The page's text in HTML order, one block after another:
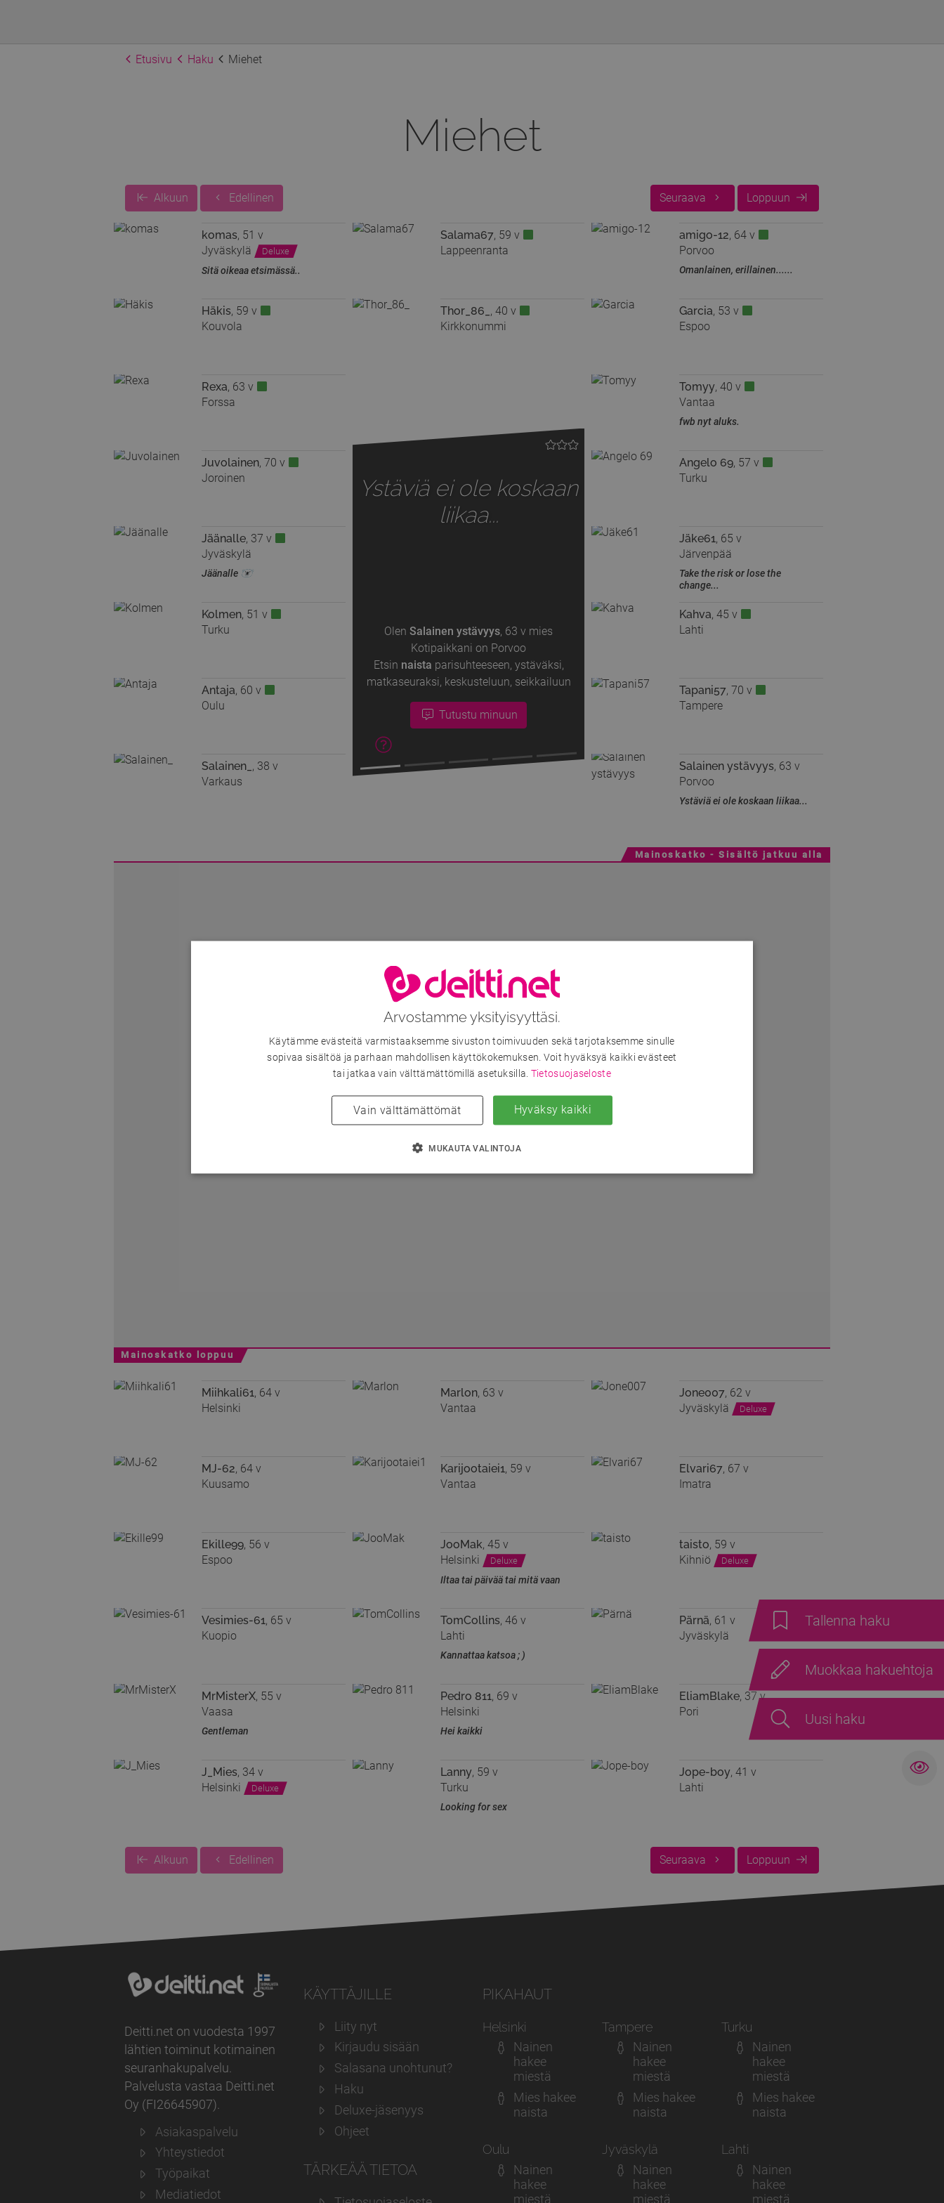
Etusivu Haku Miehet
Uusi haku
Muokkaa hakuehtoja
Tallenna haku
Miehet
Alkuun Edellinen Seuraava Loppuun
komas, 51 v
Jyväskylä
Deluxe
Sitä oikeaa etsimässä..
Salama67, 59 v
Lappeenranta
amigo-12, 64 v
Porvoo
Omanlainen, erillainen......
Häkis, 59 v
Kouvola
Thor_86_ , 40 v
Kirkkonummi
Garcia, 53 v
Espoo
Ystäviä ei ole koskaan
liikaa...
Olen Salainen ystävyys, 63 v mies
Kotipaikkani on Porvoo
Etsin naista parisuhteeseen, ystäväksi,
matkaseuraksi, keskusteluun, seikkailuun
Tutustu minuun
Rexa, 63 v
Forssa
Tomyy, 40 v
Vantaa
fwb nyt aluks.
Mainoskatko - Sisältö jatkuu alla
Mainoskatko loppuu
Juvolainen, 70 v
Joroinen
Angelo 69, 57 v
Turku
Jäänalle, 37 v
Jyväskylä
Jäänalle 🐻‍❄️
Jäke61, 65 v
Järvenpää
Take the risk or lose the
change...
Kolmen, 51 v
Turku
Kahva, 45 v
Lahti
Antaja, 60 v
Oulu
Tapani57, 70 v
Tampere
Salainen_ , 38 v
Varkaus
Salainen ystävyys, 63 v
Porvoo
Ystäviä ei ole koskaan liikaa...
Miihkali61, 64 v
Helsinki
Marlon, 63 v
Vantaa
Jone007, 62 v
Jyväskylä
Deluxe
MJ-62, 64 v
Kuusamo
Karijootaiei1, 59 v
Vantaa
Elvari67, 67 v
Imatra
Ekille99, 56 v
Espoo
JooMak, 45 v
Helsinki
Deluxe
Iltaa tai päivää tai mitä vaan
taisto, 59 v
Kihniö
Deluxe
Vesimies-61, 65 v
Kuopio
TomCollins, 46 v
Lahti
Kannattaa katsoa ; )
Pärnä, 61 v
Jyväskylä
MrMisterX, 55 v
Vaasa
Gentleman
Pedro 811, 69 v
Helsinki
Hei kaikki
EliamBlake, 37 v
Pori
J_Mies, 34 v
Helsinki
Deluxe
Lanny, 59 v
Turku
Looking for sex
Jope-boy, 41 v
Lahti
Alkuun Edellinen Seuraava Loppuun
Deitti.net on vuodesta 1997
lähtien toiminut kotimainen
seuranhakupalvelu.
Palvelusta vastaa Deitti.net
Oy (FI26645907).
Asiakaspalvelu
Yhteystiedot
Työpaikat
Mediatiedot
KÄYTTÄJILLE
Liity nyt
Kirjaudu sisään
Salasana unohtunut?
Haku
Deluxe-jäsenyys
Ohjeet
TÄRKEÄÄ TIETOA
PIKAHAUT
Helsinki
Nainen
hakee
miestä
Mies hakee
naista
Tampere
Nainen
hakee
miestä
Mies hakee
naista
Turku
Nainen
hakee
miestä
Mies hakee
naista
Oulu
Nainen
hakee
miestä
Jyväskylä
Nainen
hakee
miestä
Lahti
Nainen
hakee
miestä
Arvostamme yksityisyyttäsi.
Käytämme evästeitä varmistaaksemme sivuston toimivuuden sekä tarjotaksemme sinulle
sopivaa sisältöä ja parhaan mahdollisen käyttökokemuksen. Voit hyväksyä kaikki evästeet
tai jatkaa vain välttämättömillä asetuksilla. Tietosuojaseloste
Hyväksy kaikki
Vain välttämättömät
MUKAUTA VALINTOJA